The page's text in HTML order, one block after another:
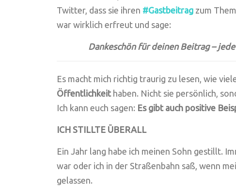
Twitter, dass sie ihren #Gastbeitrag zum
war wirklich erfreut und sage:
Dankeschön für deinen Beitrag –
Es macht mich richtig traurig zu lesen, wie
Öffentlichkeit haben. Nicht sie persönlich,
Ich kann euch sagen: Es gibt auch positive
ICH STILLTE ÜBERALL
Ein Jahr lang habe ich meinen Sohn gestillt.
war oder ich in der Straßenbahn saß, wenn
gelassen.